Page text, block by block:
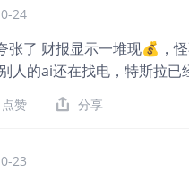
24
张了 财报显示一堆现💰，
人的ai还在找电，特斯拉
点赞 分享
23